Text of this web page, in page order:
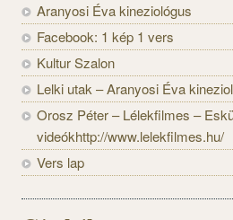
Aranyosi Éva kineziológus
Facebook: 1 kép 1 vers
Kultur Szalon
Lelki utak – Aranyosi Éva
Orosz Péter – Lélekfilmes –
videókhttp://www.lelekfilmes.hu/
Vers lap